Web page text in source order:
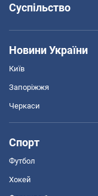
Суспільство
Новини України
Київ
Запоріжжя
Черкаси
Спорт
Футбол
Хокей